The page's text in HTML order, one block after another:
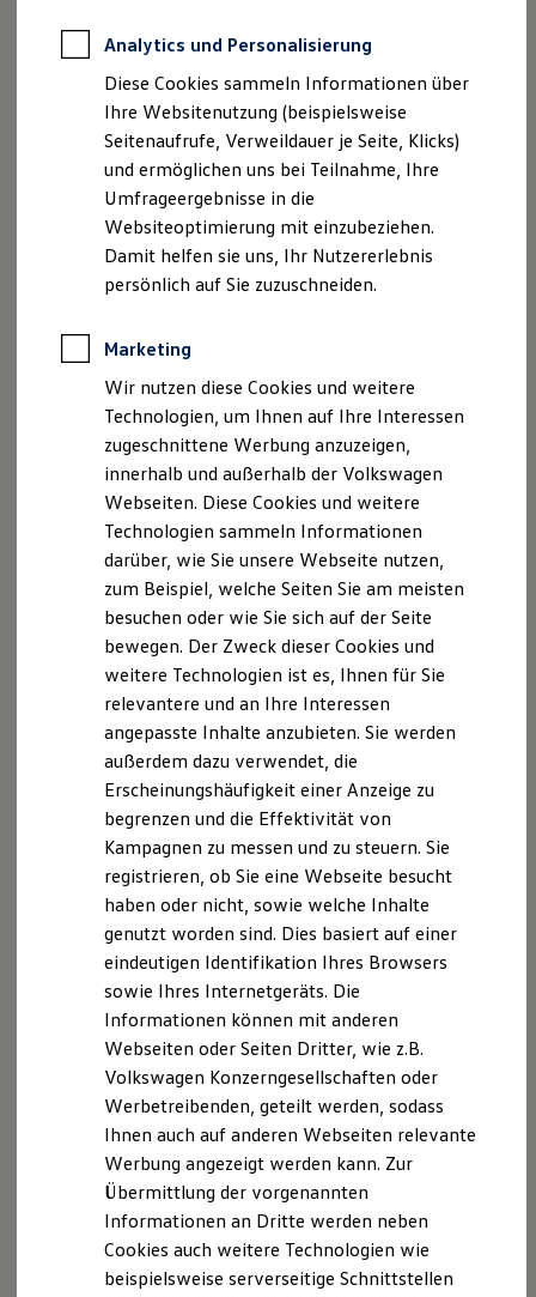
Professional Class bei Volkswagen
Behörden
Direktkunden
Sonderfahrzeuge
Anpfiff zum Gewinn
Elektromobilität
Elektroautos
ID. Tutorials
Der neue ID. Polo
Der neue ID.3 Neo
Der ID.4
Der ID.7
Der ID.7 GTX
Der ID.7 Tourer
Der ID.7 GTX Tourer
Der ID. Buzz
Der neue ID. Cross
Elektrofahrzeugkonzepte
ID. EVERY1
Reichweite der ID. Modelle
Reichweite im Winter
Rekuperation
Laden unterwegs
Laden Zuhause
Ladestationen finden
Ladezeitensimulator
Batterie
Sicherheit
Garantie und Lebensdauer
Technologie
Kosten und Kauf
Verbrauchskosten
Kaufoptionen
E-Auto-Förderung
Software und Konnektivität
Die ID. Software 6
Digitale Extras
Schnittstellen zu Ihrem ID.
Hybridautos
Volkswagen R und R Experience
R-Modelle
R Experience
Driving Experience
Volkswagen entdecken
Werkbesichtigung
Factory visit
Lifestyle Shop
T-Roc Kollektion
Golf Kollektion
ID. Kollektion
Fahrassistenzsysteme
Parkassistenzsysteme
Assistenzsysteme für mehr Sicherheit
Assistenzsysteme für bessere Sicht
Fahrassistenzsyste
me im Detail.
Mehr zumConnected Travel Assist
Parkassistenzsyste
me im Detail.
, 1 von 2 , 2 von 2
Park Assist Plus im ID.7 Tourer
Park Assist Plus
sagen, ob eine Parklücke groß genug ist – erparkt
. Bis zu einer Geschwindigkeit von 40 km/h sucht er
nach geeigneten Längsparklücken – Querparklücken bis zu
einer Geschwindigkeit von 20 km/h. Haben Sie sich für eine
Parklücke entschieden, starten Sie den Parkvorgang. Dabei
übernimmtder Park Assist Plus für Sie alles:Lenkung, Gas
und Bremse. Sie müssen lediglich den Parkvorgang
überwachen. Aus Längsparklücken kann der Park Assist Plus
auch wieder ausparken 3 4 .
Nutzungsbedingungen
Cookie-Richtlinie
Angaben zum Digital Services Act (DSA)
Produktsicherheitsinformationen
Disclaimer von Volkswagen AG
Beispielhafte Illustration
Der Fahrer muss jederzeit bereit sein, das Assistenzsystem zu
übersteuern und wird nicht von seiner Verantwortung
entbunden, das Fahrzeug umsichtig zu fahren.
Die in dieser Darstellung gezeigten Fahrzeuge und
Ausstattungen können in einzelnen Details vom aktuellen
deutschen Lieferprogramm abweichen. Abgebildet sind
teilweise Sonderausstattungen der Fahrzeuge gegen
Bitte beachten Sie auch unseren Konfigurator für eine
Analytics und Personalisierung
Diese Cookies sammeln Informationen über
Ihre Websitenutzung (beispielsweise
Seitenaufrufe, Verweildauer je Seite, Klicks)
und ermöglichen uns bei Teilnahme, Ihre
Umfrageergebnisse in die
Websiteoptimierung mit einzubeziehen.
Damit helfen sie uns, Ihr Nutzererlebnis
persönlich auf Sie zuzuschneiden.
Marketing
Wir nutzen diese Cookies und weitere
Technologien, um Ihnen auf Ihre Interessen
zugeschnittene Werbung anzuzeigen,
innerhalb und außerhalb der Volkswagen
Webseiten. Diese Cookies und weitere
Technologien sammeln Informationen
darüber, wie Sie unsere Webseite nutzen,
zum Beispiel, welche Seiten Sie am meisten
besuchen oder wie Sie sich auf der Seite
bewegen. Der Zweck dieser Cookies und
weitere Technologien ist es, Ihnen für Sie
relevantere und an Ihre Interessen
angepasste Inhalte anzubieten. Sie werden
außerdem dazu verwendet, die
Erscheinungshäufigkeit einer Anzeige zu
begrenzen und die Effektivität von
Kampagnen zu messen und zu steuern. Sie
registrieren, ob Sie eine Webseite besucht
haben oder nicht, sowie welche Inhalte
genutzt worden sind. Dies basiert auf einer
eindeutigen Identifikation Ihres Browsers
sowie Ihres Internetgeräts. Die
Informationen können mit anderen
Webseiten oder Seiten Dritter, wie z.B.
Volkswagen Konzerngesellschaften oder
Werbetreibenden, geteilt werden, sodass
Ihnen auch auf anderen Webseiten relevante
Werbung angezeigt werden kann. Zur
Übermittlung der vorgenannten
Informationen an Dritte werden neben
Cookies auch weitere Technologien wie
beispielsweise serverseitige Schnittstellen